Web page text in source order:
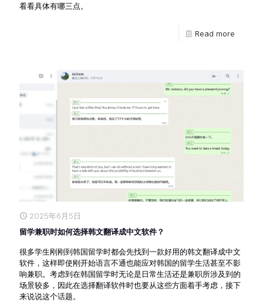
看看具体有哪三点。
Read more
2025年6月5日
留学兼职时如何选择韩文翻译成中文软件？
很多学生刚刚到韩国留学时都会先找到一款好用的韩文翻译成中文
软件，这样即使刚开始语言不通也能应对韩国的留学生活甚至不影
响兼职。考虑到在韩国留学时无论是日常生活还是兼职所涉及到的
场景较多，因此在选择翻译软件时也要从这些方面着手考虑，接下
来说说这个话题。